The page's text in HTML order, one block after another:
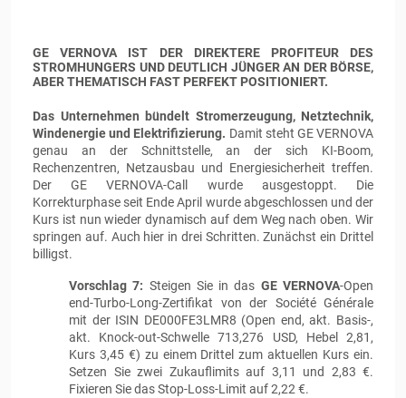
GE VERNOVA IST DER DIREKTERE PROFITEUR DES
STROMHUNGERS UND DEUTLICH JÜNGER AN DER BÖRSE,
ABER THEMATISCH FAST PERFEKT POSITIONIERT.
Das Unternehmen bündelt Stromerzeugung, Netztechnik,
Windenergie und Elektrifizierung. Damit steht GE VERNOVA
genau an der Schnittstelle, an der sich KI-Boom,
Rechenzentren, Netzausbau und Energiesicherheit treffen.
Der GE VERNOVA-Call wurde ausgestoppt. Die
Korrekturphase seit Ende April wurde abgeschlossen und der
Kurs ist nun wieder dynamisch auf dem Weg nach oben. Wir
springen auf. Auch hier in drei Schritten. Zunächst ein Drittel
billigst.
Vorschlag 7: Steigen Sie in das GE VERNOVA-Open
end-Turbo-Long-Zertifikat von der Société Générale
mit der ISIN DE000FE3LMR8 (Open end, akt. Basis-,
akt. Knock-out-Schwelle 713,276 USD, Hebel 2,81,
Kurs 3,45 €) zu einem Drittel zum aktuellen Kurs ein.
Setzen Sie zwei Zukauflimits auf 3,11 und 2,83 €.
Fixieren Sie das Stop-Loss-Limit auf 2,22 €.